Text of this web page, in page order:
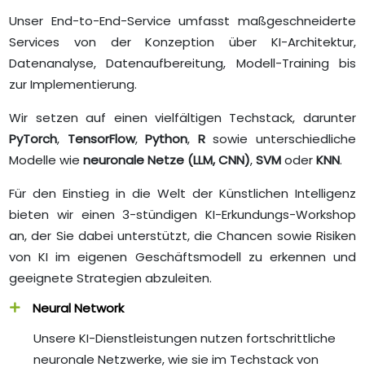
Unser End-to-End-Service umfasst maßgeschneiderte
Services von der Konzeption über KI-Architektur,
Datenanalyse, Datenaufbereitung, Modell-Training bis
zur Implementierung.
Wir setzen auf einen vielfältigen Techstack, darunter
PyTorch, TensorFlow,Python, Rsowie unterschiedliche
Modelle wieneuronale Netze (LLM, CNN),SVModerKNN.
Für den Einstieg in die Welt der Künstlichen Intelligenz
bieten wir einen 3-stündigen KI-Erkundungs-Workshop
an, der Sie dabei unterstützt, die Chancen sowie Risiken
von KI im eigenen Geschäftsmodell zu erkennen und
geeignete Strategien abzuleiten.
Neural Network
Unsere KI-Dienstleistungen nutzen fortschrittliche
neuronale Netzwerke, wie sie im Techstack von